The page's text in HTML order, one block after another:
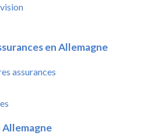
en Allemagne
assurances